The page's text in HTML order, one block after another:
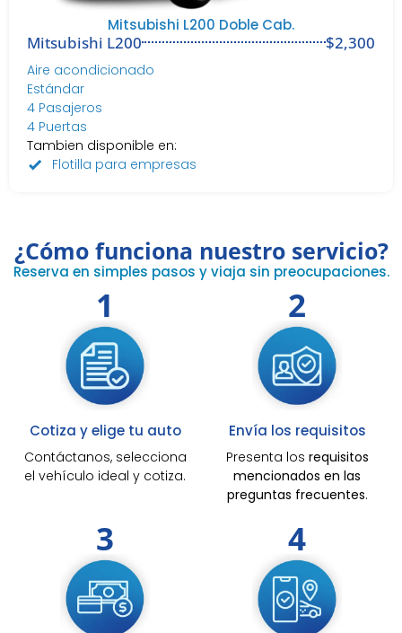
Mitsubishi L200 Doble Cab.
Mitsubishi L200 $2,300
Aire acondicionado
Estándar
4 Pasajeros
4 Puertas
Tambien disponible en:
Flotilla para empresas
¿Cómo funciona nuestro servicio?
Reserva en simples pasos y viaja sin preocupaciones.
1
Cotiza y elige tu auto
Contáctanos, selecciona
el vehículo ideal y cotiza.
2
Envía los requisitos
Presenta los requisitos
mencionados en las
preguntas frecuentes.
3 4